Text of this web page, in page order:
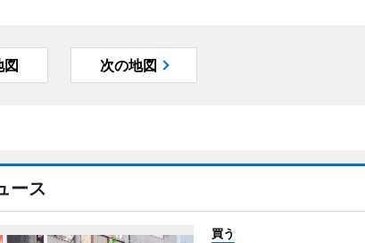
図 次の地図
ース
買う